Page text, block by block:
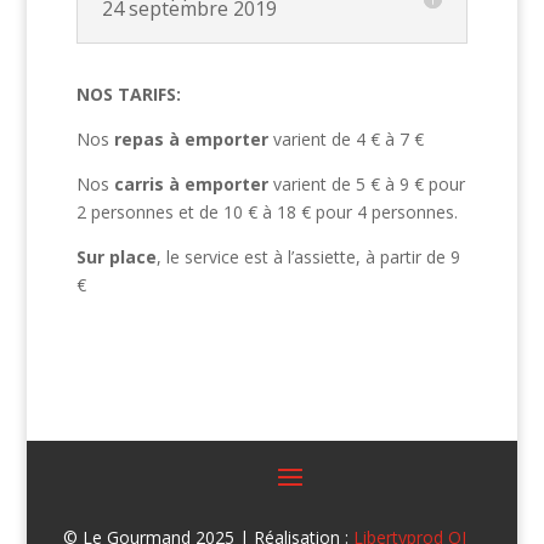
24 septembre 2019
NOS TARIFS:
Nos repas à emportervarient de 4 € à 7 €
Nos carris à emporter varient de 5 € à 9 € pour
2 personnes et de 10 € à 18 € pour 4 personnes.
Sur place, le service est à l’assiette, à partir de 9
€
© Le Gourmand 2025 | Réalisation : Libertyprod OI